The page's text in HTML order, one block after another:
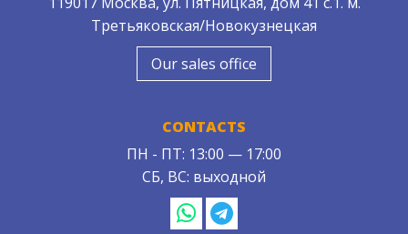
Третьяковская/Новокузнецкая
Our sales office
CONTACTS
ПН - ПТ: 13:00 — 17:00
СБ, ВС: выходной